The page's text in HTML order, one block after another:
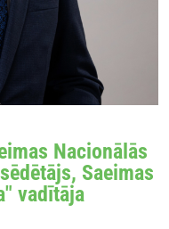
Nacionālās
Saeimas
vadītāja